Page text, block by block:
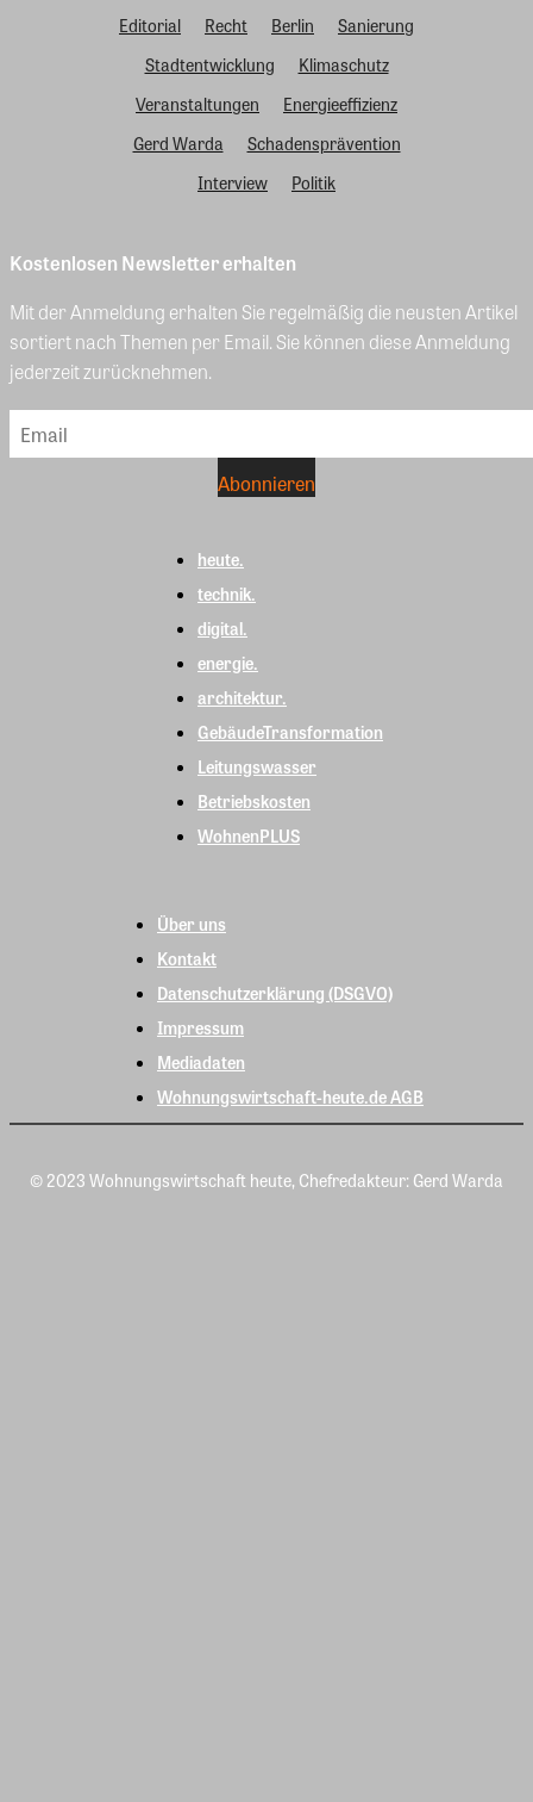
Editorial
Recht Berlin
Sanierung
Stadtentwicklung
Klimaschutz
Veranstaltungen
Energieeffizienz
Gerd Warda
Schadensprävention
Interview
Politik
Kostenlosen Newsletter erhalten
Mit der Anmeldung erhalten Sie regelmäßig die neusten Artikel
sortiert nach Themen per Email. Sie können diese Anmeldung
jederzeit zurücknehmen.
heute.
technik.
digital.
energie.
architektur.
GebäudeTransformation
Leitungswasser
Betriebskosten
WohnenPLUS
Über uns
Kontakt
Datenschutzerklärung (DSGVO)
Impressum
Mediadaten
Wohnungswirtschaft-heute.de AGB
© 2023 Wohnungswirtschaft heute, Chefredakteur: Gerd Warda